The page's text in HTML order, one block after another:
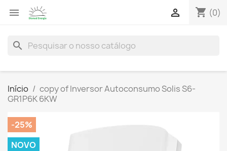
 shopping_cart (0)

search
Início
copy of Inversor Autoconsumo Solis S6-
GR1P6K 6KW
-25%
NOVO